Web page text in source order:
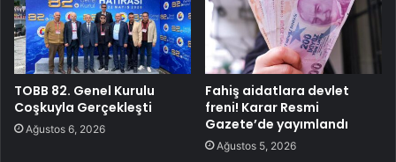
TOBB 82. Genel Kurulu
Coşkuyla Gerçekleşti
Ağustos 6, 2026
Fahiş aidatlara devlet
freni! Karar Resmi
Gazete’de yayımlandı
Ağustos 5, 2026